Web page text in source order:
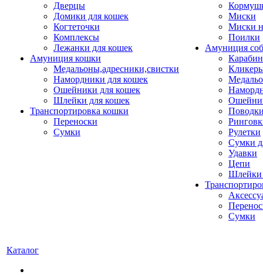
Дверцы
Домики для кошек
Когтеточки
Комплексы
Лежанки для кошек
Амуниция кошки
Медальоны,адресники,свистки
Намордники для кошек
Ошейники для кошек
Шлейки для кошек
Транспортировка кошки
Переноски
Сумки
Миски
Миски
Поилки
Амуниция
Рулетки
Сумки
Удавки
Цепи
Шлейки
Сумки
Каталог